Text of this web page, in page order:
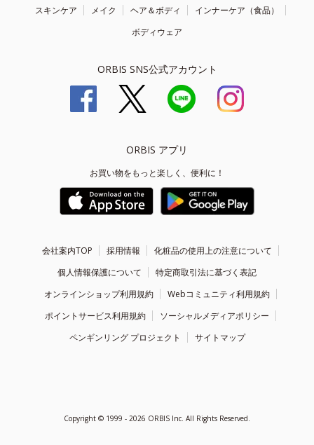
スキンケア メイク ヘア＆ボディ
インナーケア（食品）
ボディウェア
ORBIS SNS公式アカウント
ORBIS アプリ
お買い物をもっと楽しく、便利に！
会社案内TOP 採用情報
化粧品の使用上の注意について
個人情報保護について
特定商取引法に基づく表記
オンラインショップ利用規約
Webコミュニティ利用規約
ポイントサービス利用規約
ソーシャルメディアポリシー
ペンギンリング プロジェクト
サイトマップ
Copyright © 1999 - 2026 ORBIS Inc. All Rights Reserved.